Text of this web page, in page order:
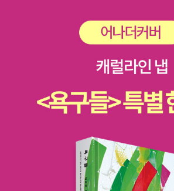
케이트 쇼팽(Kate Chopin) * 케이트
런 벽지」와 샬롯 퍼킨즈 길먼일레인 R. 헤지스 /
디스 워튼(Edith Wharton) * 에디스 워튼 《기쁨의
락의 집』일레인 쇼월터 / 임진희 15. 유도라 웰티(Eudora Welt